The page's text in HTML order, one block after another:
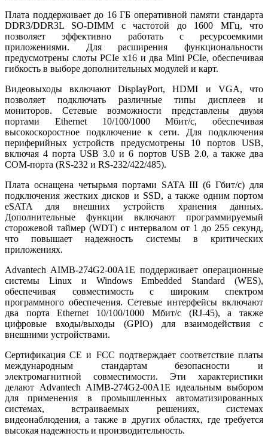
Плата поддерживает до 16 ГБ оперативной памяти стандарта
DDR3/DDR3L SO-DIMM с частотой до 1600 МГц, что
позволяет эффективно работать с ресурсоемкими
приложениями. Для расширения функциональности
предусмотрены слоты PCIe x16 и два Mini PCIe, обеспечивая
гибкость в выборе дополнительных модулей и карт.
Видеовыходы включают DisplayPort, HDMI и VGA, что
позволяет подключать различные типы дисплеев и
мониторов. Сетевые возможности представлены двумя
портами Ethernet 10/100/1000 Мбит/с, обеспечивая
высокоскоростное подключение к сети. Для подключения
периферийных устройств предусмотрены 10 портов USB,
включая 4 порта USB 3.0 и 6 портов USB 2.0, а также два
COM-порта (RS-232 и RS-232/422/485).
Плата оснащена четырьмя портами SATA III (6 Гбит/с) для
подключения жестких дисков и SSD, а также одним портом
eSATA для внешних устройств хранения данных.
Дополнительные функции включают программируемый
сторожевой таймер (WDT) с интервалом от 1 до 255 секунд,
что повышает надежность системы в критических
приложениях.
Advantech AIMB-274G2-00A1E поддерживает операционные
системы Linux и Windows Embedded Standard (WES),
обеспечивая совместимость с широким спектром
программного обеспечения. Сетевые интерфейсы включают
два порта Ethernet 10/100/1000 Мбит/с (RJ-45), а также
цифровые входы/выходы (GPIO) для взаимодействия с
внешними устройствами.
Сертификация CE и FCC подтверждает соответствие платы
международным стандартам безопасности и
электромагнитной совместимости. Эти характеристики
делают Advantech AIMB-274G2-00A1E идеальным выбором
для применения в промышленных автоматизированных
системах, встраиваемых решениях, системах
видеонаблюдения, а также в других областях, где требуется
высокая надежность и производительность.